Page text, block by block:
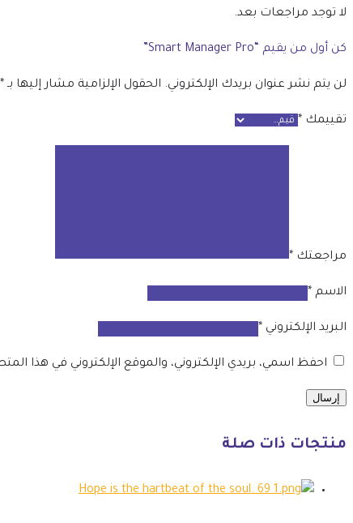
لا توجد مراجعات بعد.
كن أول من يقيم “Smart Manager Pro”
لن يتم نشر عنوان بريدك الإلكتروني. الحقول الإلزامية مشار إليها بـ *
تقييمك *
مراجعتك *
الاسم *
البريد الإلكتروني *
احفظ اسمي، بريدي الإلكتروني، والموقع الإلكتروني في هذا
منتجات ذات صلة